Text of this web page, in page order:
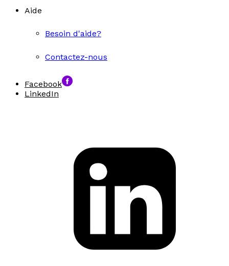
Aide
Besoin d'aide?
Contactez-nous
Facebook
LinkedIn